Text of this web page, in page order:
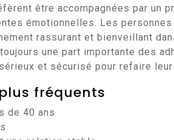
être accompagnées par un
émotionnelles. Les
rassurant et bienveillant
une part importante des
et sécurisé pour refaire
fréquents
de 40 ans